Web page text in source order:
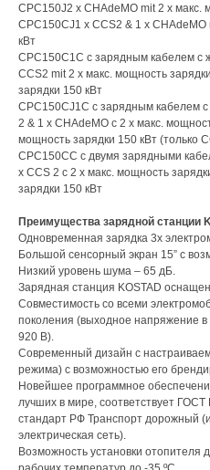
CPC150J2 x CHAdeMO mit 2 x макс.
CPC150CJ1 x CCS2 & 1 x
кВт
CPC150C1C с зарядным кабелем с
CCS2 mit 2 x макс. мощность
зарядки 150 кВт
CPC150CJ1C с зарядным кабелем
2 & 1 x CHAdeMO с 2 x макс.
мощность зарядки 150 кВт (только
CPC150CC с двумя зарядными
x CCS 2 с 2 x макс. мощность
зарядки 150 кВт
Преимущества зарядной станции
Одновременная зарядка 3х
Большой сенсорный экран 15” с
Низкий уровень шума – 65 дБ.
Зарядная станция KOSTAD
Совместимость со всеми
поколения (выходное напряжение
920 В).
Современный дизайн с
режима) с возможностью его
Новейшее программное
лучших в мире, соответствует
стандарт РФ Транспорт дорожный
электрическая сеть).
Возможность установки